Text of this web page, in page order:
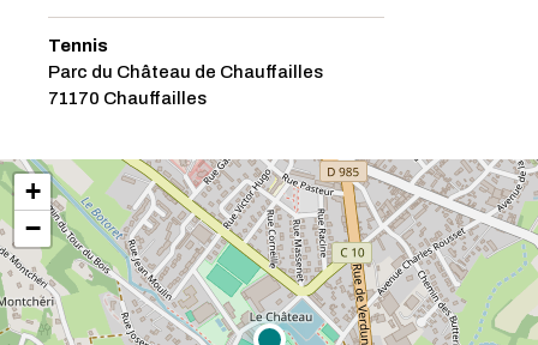
Tennis
Parc du Château de Chauffailles
71170 Chauffailles
+
−